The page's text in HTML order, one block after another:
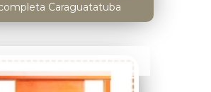
Caraguatatuba